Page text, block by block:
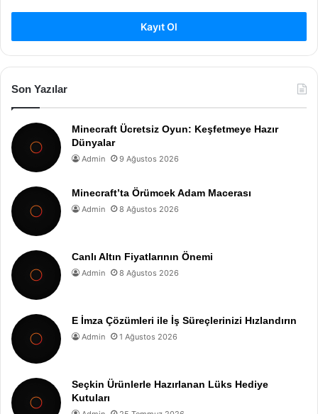
Kayıt Ol
Son Yazılar
Minecraft Ücretsiz Oyun: Keşfetmeye Hazır
Dünyalar
Admin 9 Ağustos 2026
Minecraft’ta Örümcek Adam Macerası
Admin 8 Ağustos 2026
Canlı Altın Fiyatlarının Önemi
Admin 8 Ağustos 2026
E İmza Çözümleri ile İş Süreçlerinizi Hızlandırın
Admin 1 Ağustos 2026
Seçkin Ürünlerle Hazırlanan Lüks Hediye
Kutuları